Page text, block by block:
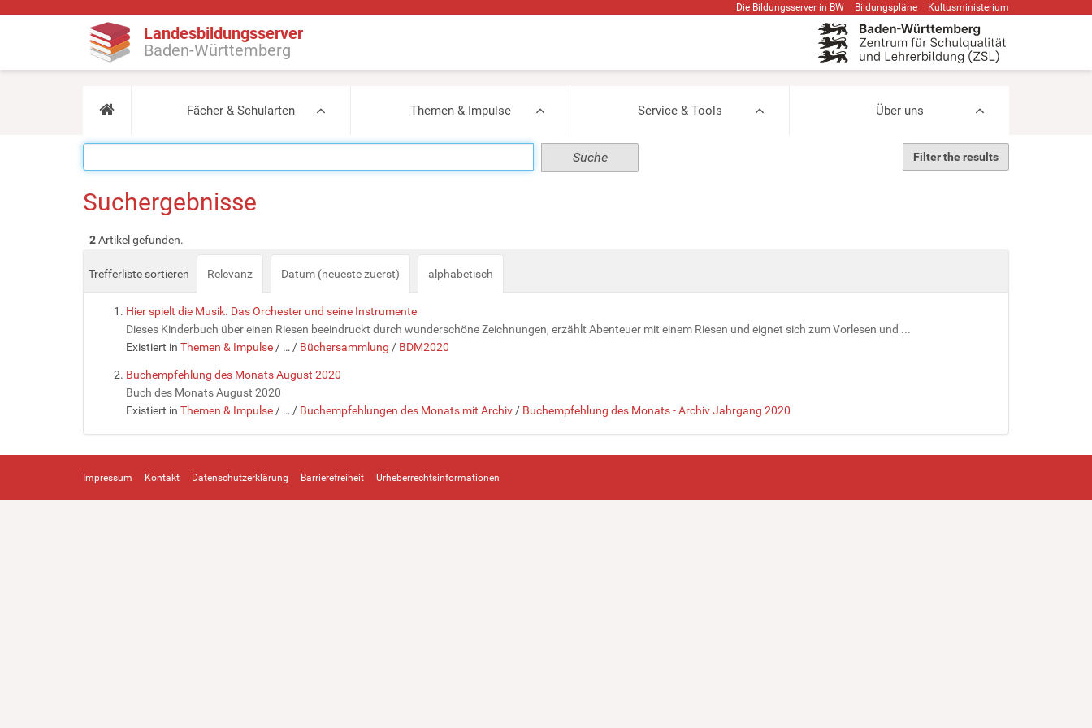
Die Bildungsserver in BW Bildungspläne Kultusministerium
Landesbildungsserver
Baden-Württemberg
Fächer & Schularten Themen & Impulse Service & Tools Über uns
Filter the results
Suchergebnisse
2Artikel gefunden.
Trefferliste sortieren Relevanz Datum (neueste zuerst) alphabetisch
Hier spielt die Musik. Das Orchester und seine Instrumente
Dieses Kinderbuch über einen Riesen beeindruckt durch wunderschöne Zeichnungen, erzählt Abenteuer mit einem Riesen und eignet sich zum Vorlesen und ...
Existiert in Themen & Impulse / … / Büchersammlung / BDM2020
Buchempfehlung des Monats August 2020
Buch des Monats August 2020
Existiert in Themen & Impulse / … / Buchempfehlungen des Monats mit Archiv / Buchempfehlung des Monats - Archiv Jahrgang 2020
Impressum Kontakt Datenschutzerklärung Barrierefreiheit Urheberrechtsinformationen